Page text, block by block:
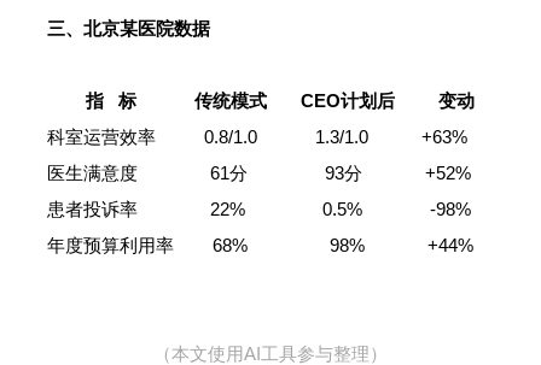
三、北京某医院数据
指 标 传统模式 CEO计划后 变动
科室运营效率 0.8/1.0 1.3/1.0 +63%
医生满意度 61分 93分 +52%
患者投诉率 22% 0.5% -98%
年度预算利用率 68% 98% +44%
（本文使用AI工具参与整理）